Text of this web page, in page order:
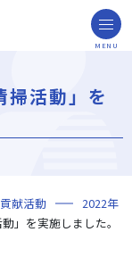
MENU
掃活動」を
献活動
2022年
」を実施しました。